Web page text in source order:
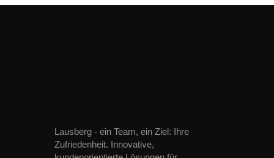
Lausberg - ein Team, ein Ziel: Ihre
Zufriedenheit. Innovative,